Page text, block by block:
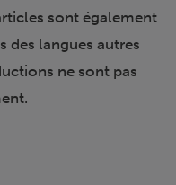
sont également
des langues autres
ne sont pas